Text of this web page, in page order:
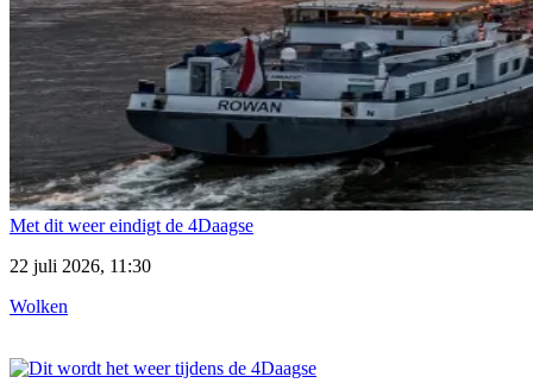
Met dit weer eindigt de 4Daagse
22 juli 2026, 11:30
Wolken